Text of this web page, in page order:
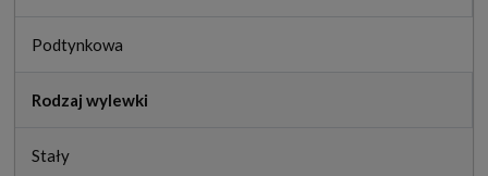
Podtynkowa
Rodzaj wylewki
Stały